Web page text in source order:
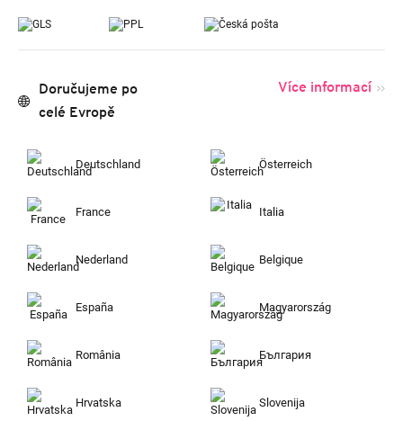
Doručujeme po
celé Evropě
Více informací
Deutschland Österreich
France Italia
Nederland Belgique
España Magyarország
România България
Hrvatska Slovenija